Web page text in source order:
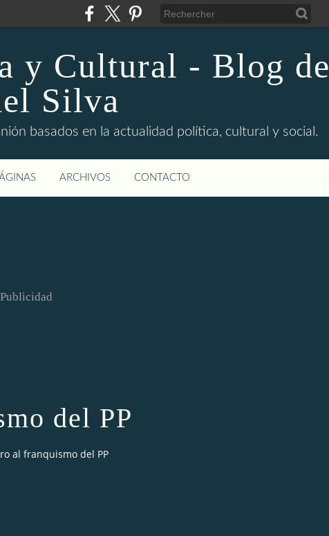
y Cultural - Blog de
Silva
basados en la actualidad política, cultural y social.
ARCHIVOS CONTACTO
Publicidad
del PP
al franquismo del PP